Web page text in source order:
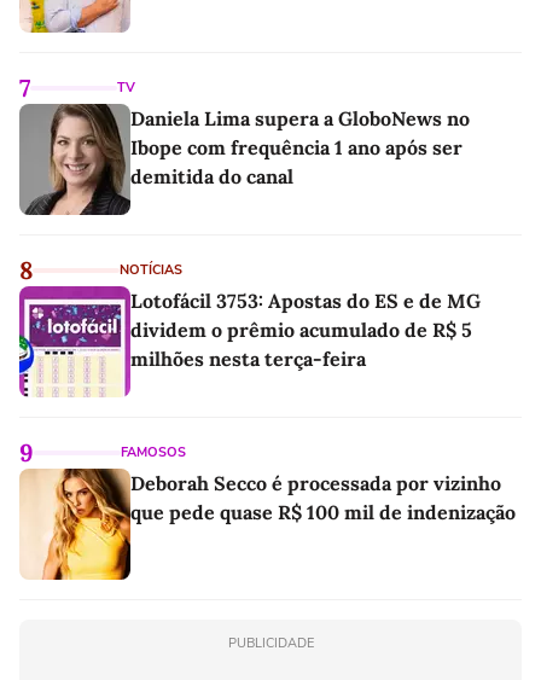
7 TV
Daniela Lima supera a GloboNews no
Ibope com frequência 1 ano após ser
demitida do canal
8 NOTÍCIAS
Lotofácil 3753: Apostas do ES e de MG
dividem o prêmio acumulado de R$ 5
milhões nesta terça-feira
9 FAMOSOS
Deborah Secco é processada por vizinho
que pede quase R$ 100 mil de indenização
PUBLICIDADE